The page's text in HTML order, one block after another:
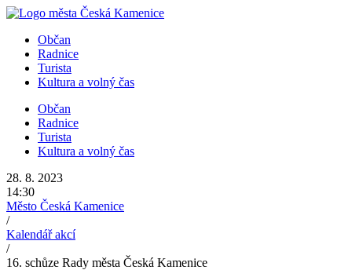
Přejít
obsahuObčan
Radnice
Turista
Kultura a volný čas
Občan
Radnice
Turista
Kultura a volný čas
28. 8. 2023
14:30
Město Česká Kamenice
/
Kalendář akcí
/
16. schůze Rady města Česká Kamenice